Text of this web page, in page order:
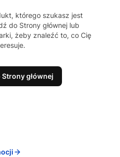
którego szukasz jest
do Strony głównej lub
żeby znaleźć to, co Cię
głównej